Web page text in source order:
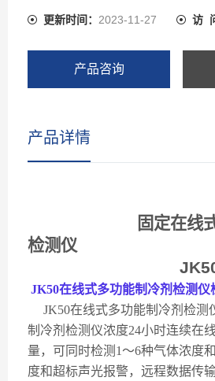
先进的电路设计、成熟的内核算法
型固定在线式制冷剂气体检测报警
碱的腐蚀性环境，耐磨损，10年内不
更新时间： 2023-11-27 访
产品咨询
产品详情
固定在线
检测仪
JK50在线式多功能制冷剂检测仪
JK50在线式多功能制冷剂检测
制冷剂检测仪浓度24小时连续在
量，可同时检测 1 ～6种气体浓度
度和超标声光报警，远程数据传